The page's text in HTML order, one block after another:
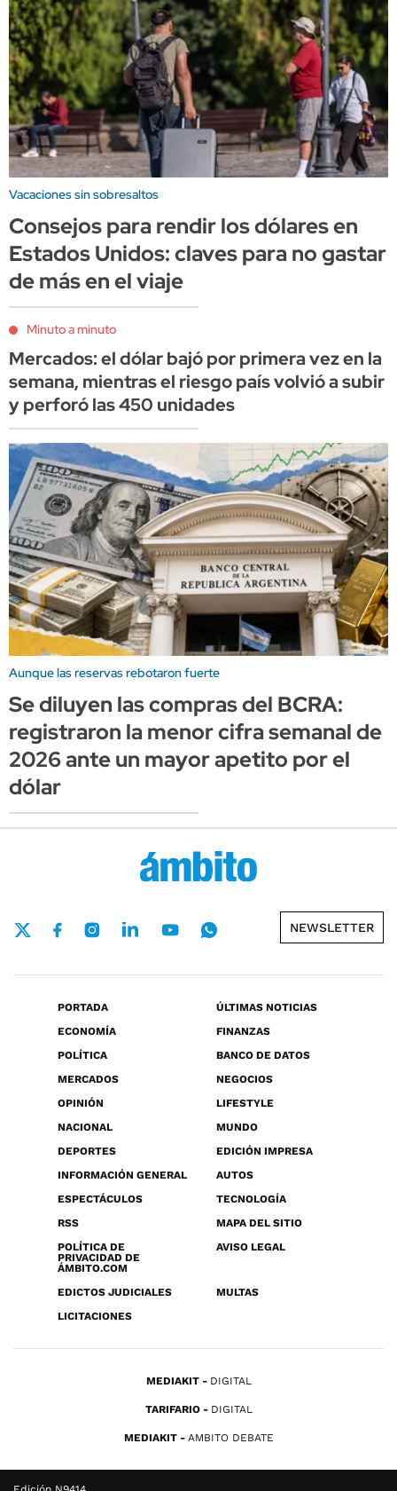
Vacaciones sin sobresaltos
Consejos para rendir los dólares en
Estados Unidos: claves para no gastar
de más en el viaje
Minuto a minuto
Mercados: el dólar bajó por primera vez en la
semana, mientras el riesgo país volvió a subir
y perforó las 450 unidades
Aunque las reservas rebotaron fuerte
Se diluyen las compras del BCRA:
registraron la menor cifra semanal de
2026 ante un mayor apetito por el
dólar
NEWSLETTER
PORTADA
ÚLTIMAS NOTICIAS
ECONOMÍA
FINANZAS
POLÍTICA
BANCO DE DATOS
MERCADOS
NEGOCIOS
OPINIÓN
LIFESTYLE
NACIONAL
MUNDO
DEPORTES
EDICIÓN IMPRESA
INFORMACIÓN GENERAL
AUTOS
ESPECTÁCULOS
TECNOLOGÍA
RSS
MAPA DEL SITIO
POLÍTICA DE
PRIVACIDAD DE
ÁMBITO.COM
AVISO LEGAL
EDICTOS JUDICIALES
MULTAS
LICITACIONES
MEDIAKIT DIGITAL
TARIFARIO DIGITAL
MEDIAKIT AMBITO DEBATE